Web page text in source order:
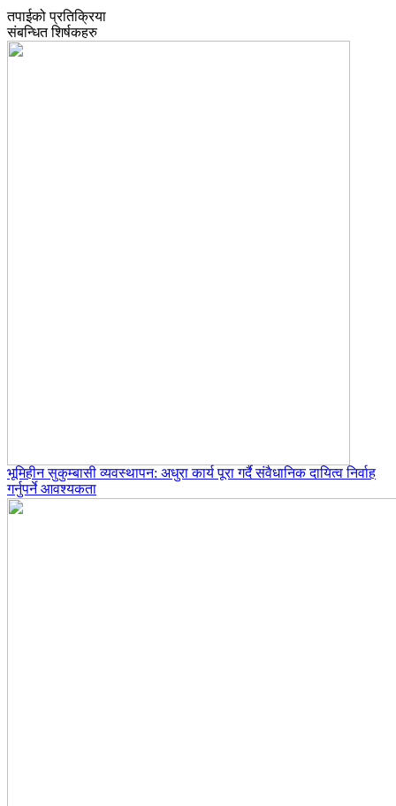
तपाईको प्रतिक्रिया
संबन्धित शिर्षकहरु
भूमिहीन सुकुम्बासी व्यवस्थापन: अधुरा कार्य पूरा गर्दै संवैधानिक दायित्व निर्वाह
गर्नुपर्ने आवश्यकता